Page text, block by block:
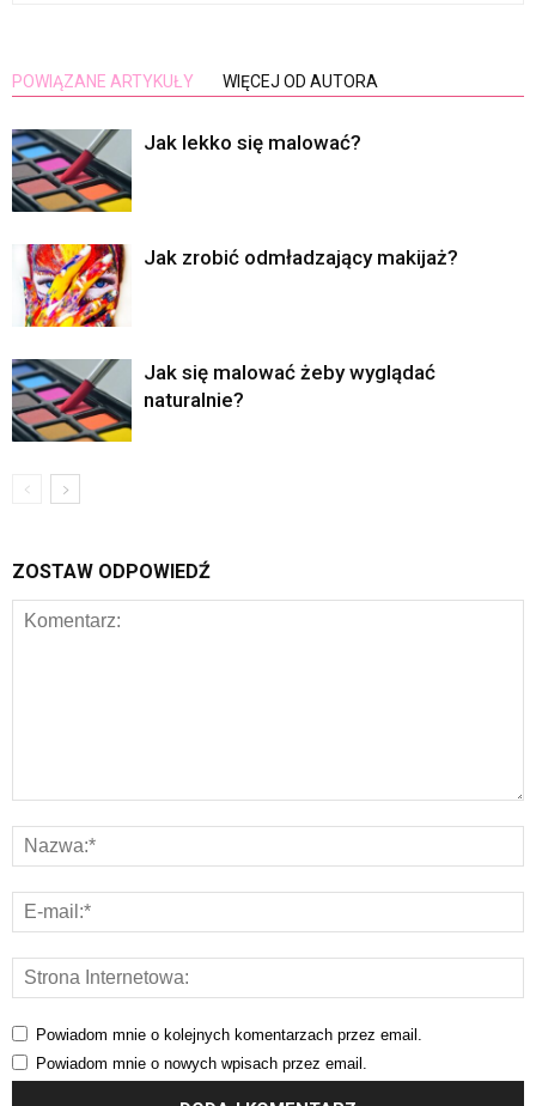
POWIĄZANE ARTYKUŁY WIĘCEJ OD AUTORA
Jak lekko się malować?
Jak zrobić odmładzający makijaż?
Jak się malować żeby wyglądać
naturalnie?
ZOSTAW ODPOWIEDŹ
Powiadom mnie o kolejnych komentarzach przez email.
Powiadom mnie o nowych wpisach przez email.